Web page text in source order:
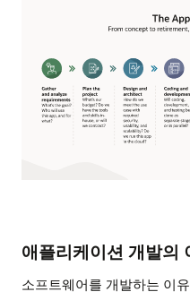
애플리케이션 개발의
소프트웨어를 개발하는 이